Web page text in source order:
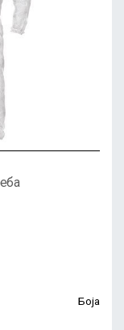
Боја